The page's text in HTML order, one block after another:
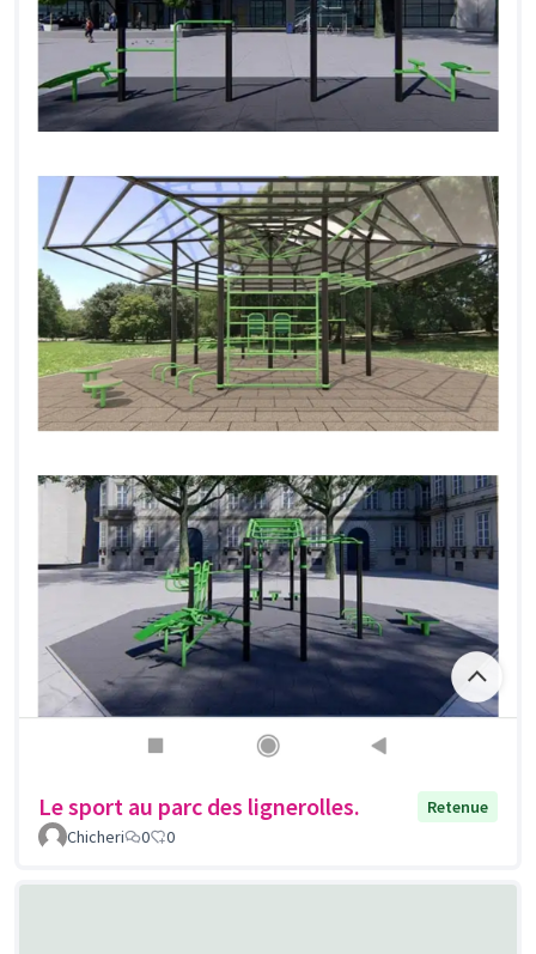
Le sport au parc des lignerolles.
Retenue
Chicheri
0 0